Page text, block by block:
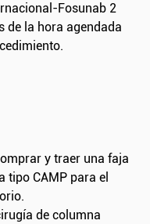
Fosunab 2
de la hora agendada
y traer una faja
tipo CAMP para el
de columna